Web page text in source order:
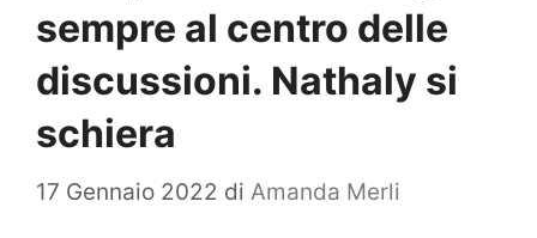
sempre al centro delle
discussioni. Nathaly si
schiera
17 Gennaio 2022 di Amanda Merli